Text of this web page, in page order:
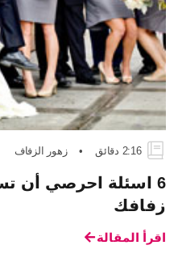
2:16 دقائق • زهور الزفاف
6 اسئلة احرصي أن
زفافك
اقرأ المقالة